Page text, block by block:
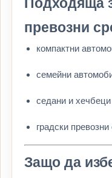
Подходяща
превозни
компактни
семейни
седани и хечбеци
градски
Защо да